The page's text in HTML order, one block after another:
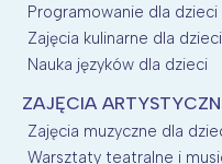
Programowanie dla dzieci
Zajęcia kulinarne dla dzieci
Nauka języków dla dzieci
ZAJĘCIA
Zajęcia muzyczne dla
Warsztaty teatralne i